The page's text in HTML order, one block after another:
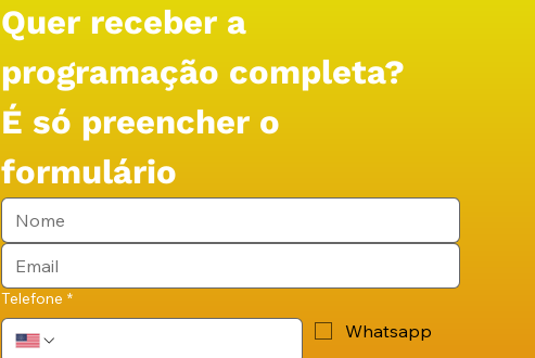
Quer receber a
programação completa?
É só preencher o
formulário
Telefone *
Whatsapp